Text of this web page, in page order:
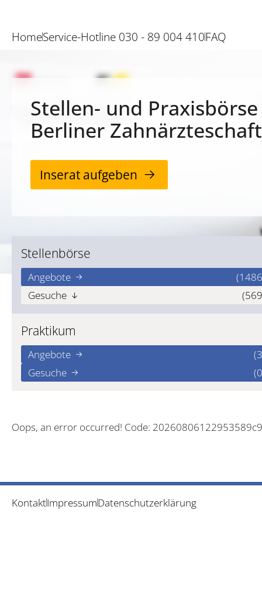
HomeService-Hotline 030 - 89 004 410FAQ
Stellen- und
Berliner Zahnärzteschaft
Inserat aufgeben
Stellenbörse
Angebote
Gesuche
Praktikum
Angebote
Gesuche
Oops, an error occurred! Code:
KontaktImpressumDatenschutzerklärung